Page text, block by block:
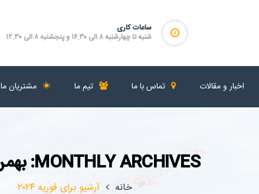
ساعات کاری
شنبه تا چهارشنبه ۸ الی ۱۶.۳۰ و پنجشنبه ۸ الی ۱۲.۳۰
اخبار و مقالات تماس با ما تیم ما مشتریان ما
MONTHLY ARCHIVES: بهمن 1402
خانه آرشیو برای فوریه ۲۰۲۴